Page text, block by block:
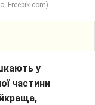
Freepik.com)
у
частини